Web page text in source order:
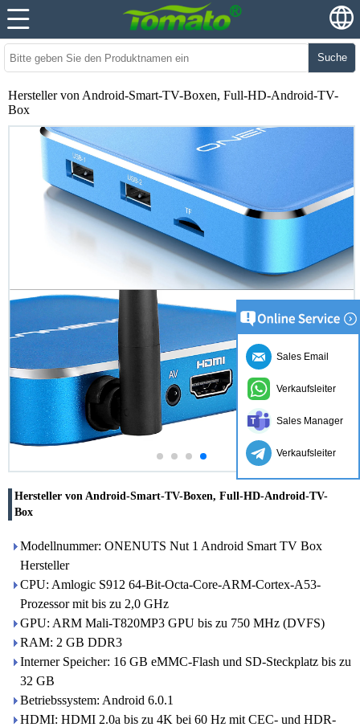
Suche
Hersteller von Android-Smart-TV-Boxen, Full-HD-Android-TV-
Box
Hersteller von Android-Smart-TV-Boxen, Full-HD-Android-TV-
Box
Modellnummer: ONENUTS Nut 1 Android Smart TV Box
Hersteller
CPU: Amlogic S912 64-Bit-Octa-Core-ARM-Cortex-A53-
Prozessor mit bis zu 2,0 GHz
GPU: ARM Mali-T820MP3 GPU bis zu 750 MHz (DVFS)
RAM: 2 GB DDR3
Interner Speicher: 16 GB eMMC-Flash und SD-Steckplatz bis zu
32 GB
Betriebssystem: Android 6.0.1
HDMI: HDMI 2.0a bis zu 4K bei 60 Hz mit CEC- und HDR-
Sales Email
Verkaufsleiter
Sales Manager
Verkaufsleiter